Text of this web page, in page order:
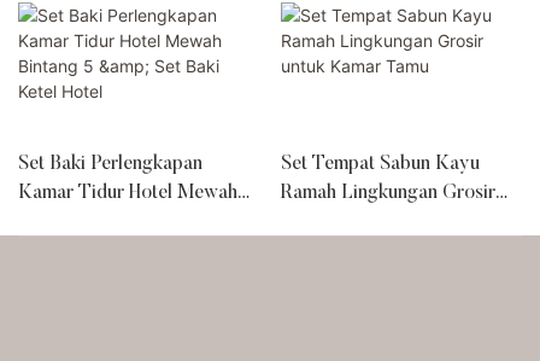
Set Baki Perlengkapan
Kamar Tidur Hotel Mewah
Set Tempat Sabun Kayu
Ramah Lingkungan Grosir